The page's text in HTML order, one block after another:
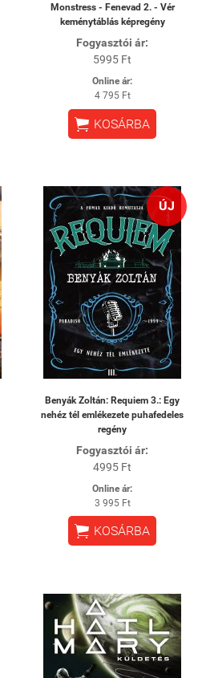
Monstress - Fenevad 2. - Vér
keménytáblás képregény
Fogyasztói ár:
5995 Ft
Online ár:
4 795 Ft
 KOSÁRBA
ÚJ
Benyák Zoltán: Requiem 3.: Egy
nehéz tél emlékezete puhafedeles
regény
Fogyasztói ár:
4995 Ft
Online ár:
3 995 Ft
 KOSÁRBA